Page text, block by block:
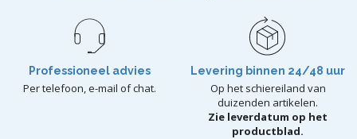
Professioneel advies
Per telefoon, e-mail of chat.
Levering binnen 24/48 uur
Op het schiereiland van
duizenden artikelen.
Zie leverdatum op het
productblad.